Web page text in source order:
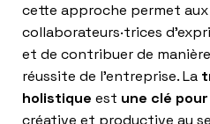
cette approche permet aux
collaborateurs·trices
et de contribuer de
réussite de l’entreprise. La
holistique est une clé
créative et productive au